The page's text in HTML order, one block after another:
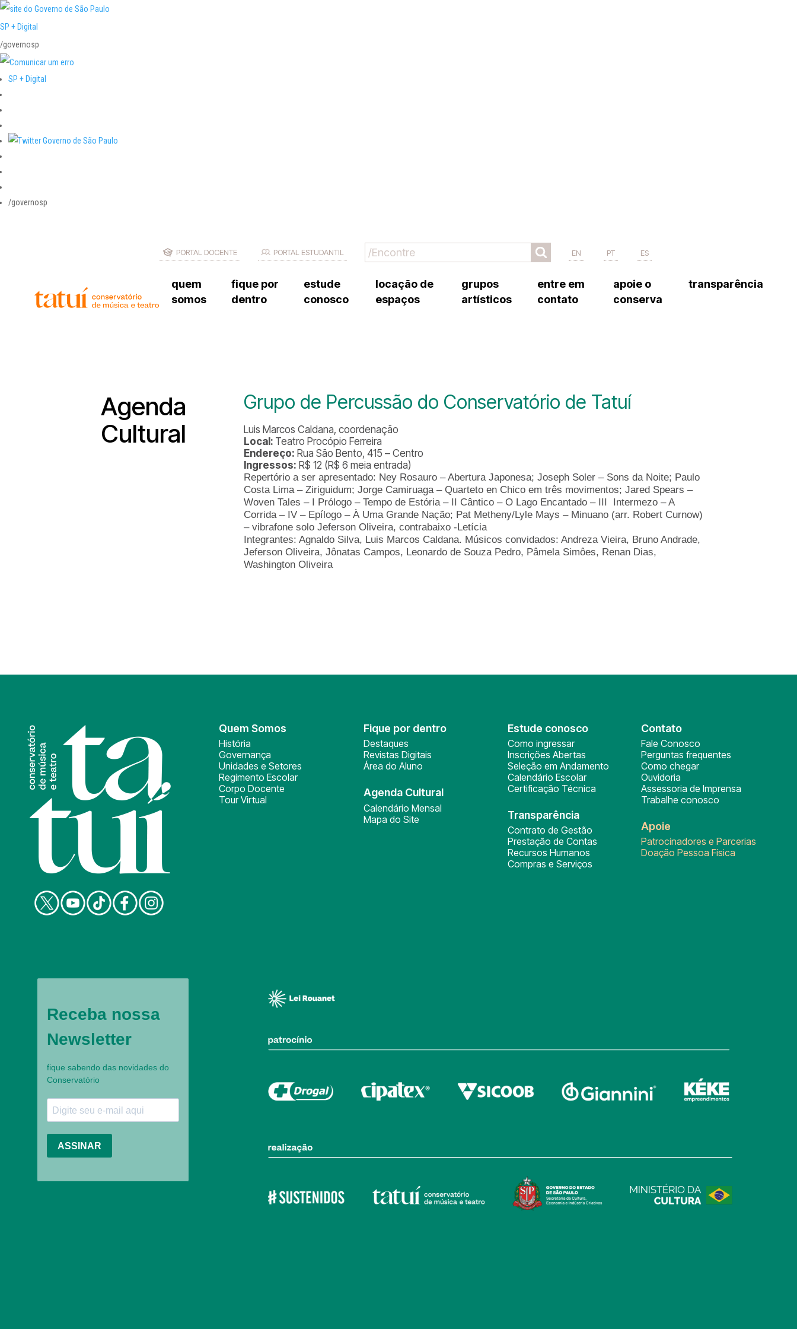
SP + Digital
/governosp
SP + Digital
/governosp
PORTAL DOCENTE PORTAL ESTUDANTIL EN PT ES
quem
somos
fique por
dentro
estude
conosco
locação de
espaços
grupos
artísticos
entre em
contato
assessoria de imprensa
trabalhe conosco
apoie o
conserva
transparência
Agenda
Cultural
Grupo de Percussão do Conservatório de Tatuí
Luis Marcos Caldana, coordenação
Local: Teatro Procópio Ferreira
Endereço: Rua São Bento, 415 – Centro
Ingressos: R$ 12 (R$ 6 meia entrada)
Repertório a ser apresentado: Ney Rosauro – Abertura Japonesa;Joseph Soler – Sons da Noite; Paulo
Costa Lima – Ziriguidum;Jorge Camiruaga – Quarteto en Chico em três movimentos; Jared Spears –
Woven Tales – I Prólogo – Tempo de Estória – II Cântico – O Lago Encantado – III Intermezo – A
Corrida – IV – Epílogo – À Uma Grande Nação; Pat Metheny/Lyle Mays – Minuano (arr. Robert Curnow)
– vibrafone solo Jeferson Oliveira, contrabaixo -Letícia
Integrantes: Agnaldo Silva, Luis Marcos Caldana. Músicos convidados: Andreza Vieira, Bruno Andrade,
Jeferson Oliveira, Jônatas Campos, Leonardo de Souza Pedro, Pâmela Simôes, Renan Dias,
Washington Oliveira
Quem Somos
História
Governança
Unidades e Setores
Regimento Escolar
Corpo Docente
Tour Virtual
Fique por dentro
Destaques
Revistas Digitais
Área do Aluno
Agenda Cultural
Calendário Mensal
Mapa do Site
Estude conosco
Como ingressar
Inscrições Abertas
Seleção em Andamento
Calendário Escolar
Certificação Técnica
Transparência
Contrato de Gestão
Prestação de Contas
Recursos Humanos
Compras e Serviços
Contato
Fale Conosco
Perguntas frequentes
Como chegar
Ouvidoria
Assessoria de Imprensa
Trabalhe conosco
Apoie
Patrocinadores e Parcerias
Doação Pessoa Física